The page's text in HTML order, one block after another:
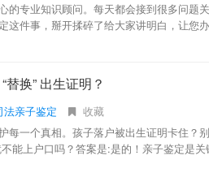
的专业知识顾问。每天都会接到很多问题
这件事，掰开揉碎了给大家讲明白，让您
换” 出生证明？
法亲子鉴定
收藏
每一个真相。孩子落户被出生证明卡住？
能上户口吗？答案是:是的！亲子鉴定是